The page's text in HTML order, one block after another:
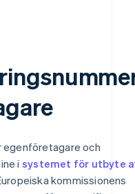
egenföretagare och
i systemet för utbyte
kommissionens